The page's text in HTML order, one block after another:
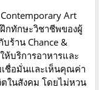
Art
กทักษะวิชาชีพของผู้
ร้าน Chance &
ห้บริการอาหารและ
เชื่อมั่นและเห็นคุณค่า
ในสังคม โดยไม่หวน